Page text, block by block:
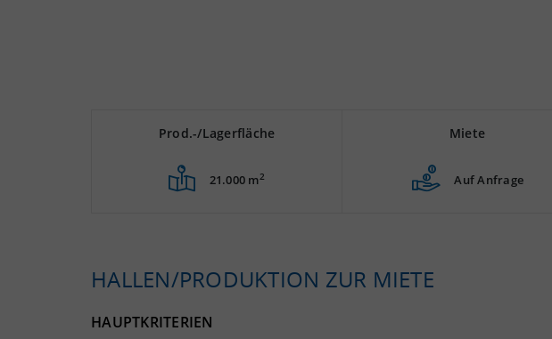
Prod.-/Lagerfläche
21.000 m2
Miete
Auf Anfrage
HALLEN/PRODUKTION ZUR MIETE
HAUPTKRITERIEN